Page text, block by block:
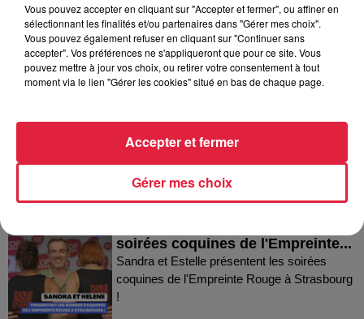
Dans la même série
Thierry du Domaine Wunsch et Mann à
Wettolsheim !
soirées coquines de l'Empreinte...
Sandra et Estelle présentent les soirées
coquines de l'Empreinte Rouge à Strasbourg
!
Vous pouvez accepter en cliquant sur "Accepter et fermer", ou affiner en
sélectionnant les finalités et/ou partenaires dans "Gérer mes choix".
Vous pouvez également refuser en cliquant sur "Continuer sans
accepter". Vos préférences ne s'appliqueront que pour ce site. Vous
pouvez mettre à jour vos choix, ou retirer votre consentement à tout
moment via le lien "Gérer les cookies" situé en bas de chaque page.
Gérer mes choix
Accepter et fermer